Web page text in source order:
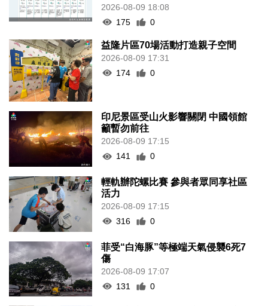
2026-08-09 18:08
175
0
益隆片區70場活動打造親子空間
2026-08-09 17:31
174
0
印尼景區受山火影響關閉 中國領館
籲暫勿前往
2026-08-09 17:15
141
0
輕軌辦陀螺比賽 參與者眾同享社區
活力
2026-08-09 17:15
316
0
菲受“白海豚”等極端天氣侵襲6死7
傷
2026-08-09 17:07
131
0